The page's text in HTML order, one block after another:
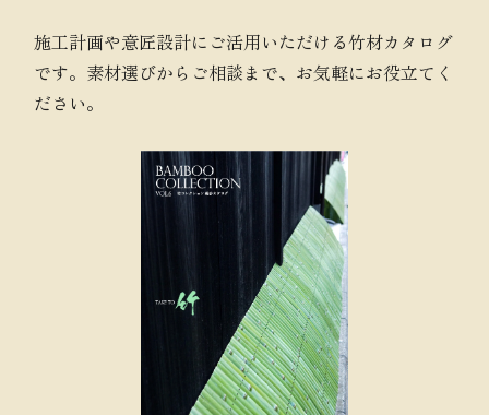
施工計画や意匠設計にご活用いただける竹材カタログ
です。素材選びからご相談まで、お気軽にお役立てく
ださい。